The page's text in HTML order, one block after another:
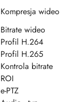
Kompresja wideo
Bitrate wideo
Profil H.264
Profil H.265
Kontrola bitrate
ROI
e-PTZ